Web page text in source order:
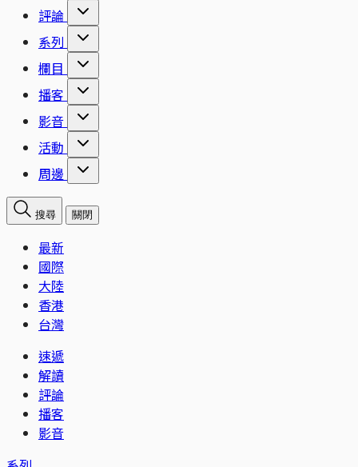
評論
系列
欄目
播客
影音
活動
周邊
搜尋 關閉
最新
國際
大陸
香港
台灣
速遞
解讀
評論
播客
影音